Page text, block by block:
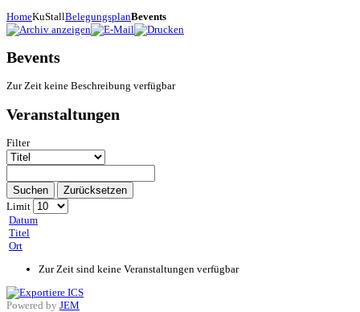
HomeKuStallBelegungsplanBevents
Bevents
Zur Zeit keine Beschreibung verfügbar
Veranstaltungen
Filter
Suchen
Zurücksetzen
Limit
Datum
Titel
Ort
Zur Zeit sind keine Veranstaltungen verfügbar
Powered by JEM